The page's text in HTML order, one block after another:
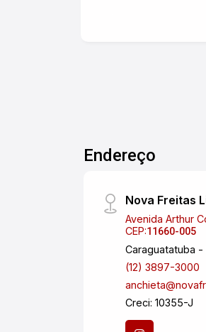
Endereço
Nova Freitas
Avenida Arthur
CEP:11660-005
Caraguatatuba -
(12) 3897-3000
Creci: 10355-J